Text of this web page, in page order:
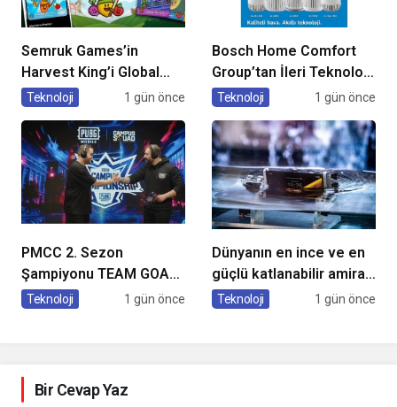
Semruk Games’in
Harvest King’i Global
Pazarda Oyuncularla
Teknoloji 1 gün önce
Bosch Home Comfort
Group’tan İleri Teknoloji
Hava Temizleme
Teknoloji 1 gün önce
PMCC 2. Sezon
Şampiyonu TEAM GOAT
Oldu
Teknoloji 1 gün önce
Dünyanın en ince ve en
güçlü katlanabilir amiral
gemisi HONOR Magic V6
Teknoloji 1 gün önce
Bir Cevap Yaz